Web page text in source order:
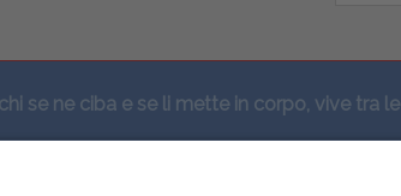
se ne ciba e se li mette in corpo, vive tra le